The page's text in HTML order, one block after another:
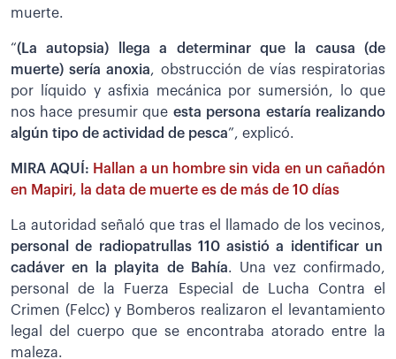
muerte.
“(La autopsia) llega a determinar que la causa (de
muerte) sería anoxia, obstrucción de vías respiratorias
por líquido y asfixia mecánica por sumersión, lo que
nos hace presumir que esta persona estaría realizando
algún tipo de actividad de pesca”, explicó.
MIRA AQUÍ: Hallan a un hombre sin vida en un cañadón
en Mapiri, la data de muerte es de más de 10 días
La autoridad señaló que tras el llamado de los vecinos,
personal de radiopatrullas 110 asistió a identificar un
cadáver en la playita de Bahía. Una vez confirmado,
personal de la Fuerza Especial de Lucha Contra el
Crimen (Felcc) y Bomberos realizaron el levantamiento
legal del cuerpo que se encontraba atorado entre la
maleza.